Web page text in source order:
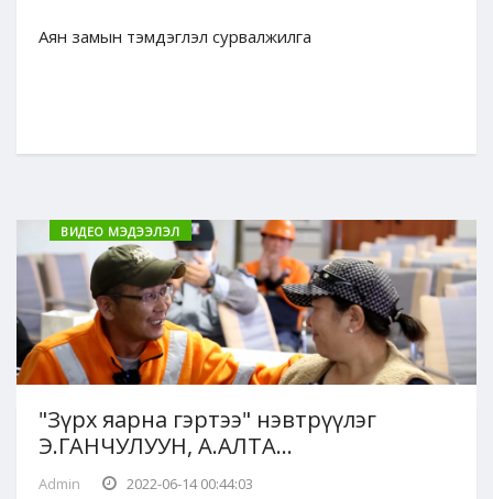
Аян замын тэмдэглэл сурвалжилга
ВИДЕО МЭДЭЭЛЭЛ
"Зүрх яарна гэртээ" нэвтрүүлэг
Э.ГАНЧУЛУУН, А.АЛТА...
Admin 2022-06-14 00:44:03